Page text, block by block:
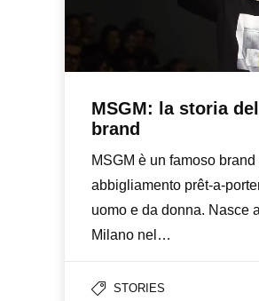
MSGM: la storia del
brand
MSGM è un famoso brand
abbigliamento prêt-a-
uomo e da donna. Nasce a
Milano nel…
STORIES